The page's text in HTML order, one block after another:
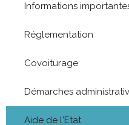
Informations
Réglementation
Covoiturage
Démarches
Aide de l'Etat